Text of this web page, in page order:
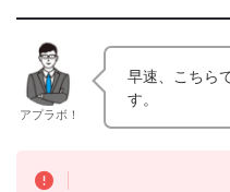
アプラボ！
早速、こちら
す。